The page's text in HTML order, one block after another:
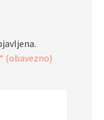
* (obavezno)